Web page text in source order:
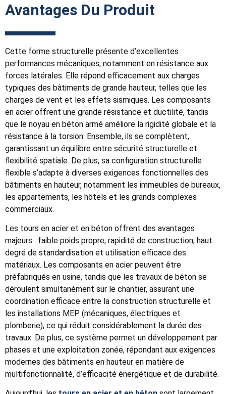
Avantages Du Produit
Cette forme structurelle présente d’excellentes
performances mécaniques, notamment en résistance aux
forces latérales. Elle répond efficacement aux charges
typiques des bâtiments de grande hauteur, telles que les
charges de vent et les effets sismiques. Les composants
en acier offrent une grande résistance et ductilité, tandis
que le noyau en béton armé améliore la rigidité globale et la
résistance à la torsion. Ensemble, ils se complètent,
garantissant un équilibre entre sécurité structurelle et
flexibilité spatiale. De plus, sa configuration structurelle
flexible s’adapte à diverses exigences fonctionnelles des
bâtiments en hauteur, notamment les immeubles de bureaux,
les appartements, les hôtels et les grands complexes
commerciaux.
Les tours en acier et en béton offrent des avantages
majeurs : faible poids propre, rapidité de construction, haut
degré de standardisation et utilisation efficace des
matériaux. Les composants en acier peuvent être
préfabriqués en usine, tandis que les travaux de béton se
déroulent simultanément sur le chantier, assurant une
coordination efficace entre la construction structurelle et
les installations MEP (mécaniques, électriques et
plomberie), ce qui réduit considérablement la durée des
travaux. De plus, ce système permet un développement par
phases et une exploitation zonée, répondant aux exigences
modernes des bâtiments en hauteur en matière de
multifonctionnalité, d’efficacité énergétique et de durabilité.